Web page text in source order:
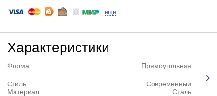
еще
Характеристики
Форма Прямоугольная
Стиль
Современный
Материал
Сталь